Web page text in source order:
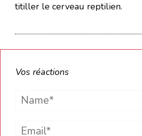
titiller le cerveau reptilien.
Vos réactions
Name*
Email*